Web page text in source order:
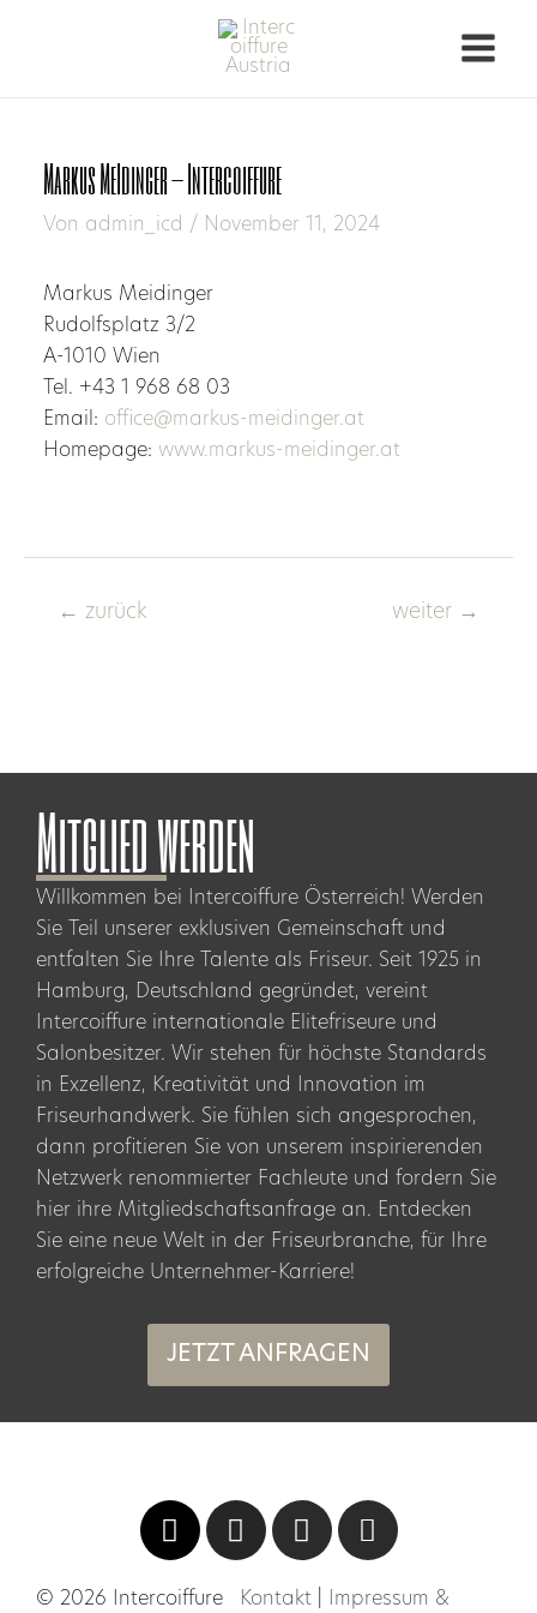
Markus MeIdinger – Intercoiffure
Von admin_icd / November 11, 2024
Markus Meidinger
Rudolfsplatz 3/2
A-1010 Wien
Tel. +43 1 968 68 03
Email: office@markus-meidinger.at
Homepage: www.markus-meidinger.at
← zurück weiter →
Mitglied werden
Willkommen bei Intercoiffure Österreich! Werden
Sie Teil unserer exklusiven Gemeinschaft und
entfalten Sie Ihre Talente als Friseur. Seit 1925 in
Hamburg, Deutschland gegründet, vereint
Intercoiffure internationale Elitefriseure und
Salonbesitzer. Wir stehen für höchste Standards
in Exzellenz, Kreativität und Innovation im
Friseurhandwerk. Sie fühlen sich angesprochen,
dann profitieren Sie von unserem inspirierenden
Netzwerk renommierter Fachleute und fordern Sie
hier ihre Mitgliedschaftsanfrage an. Entdecken
Sie eine neue Welt in der Friseurbranche, für Ihre
erfolgreiche Unternehmer-Karriere!
JETZT ANFRAGEN
© 2026 Intercoiffure Kontakt| Impressum &